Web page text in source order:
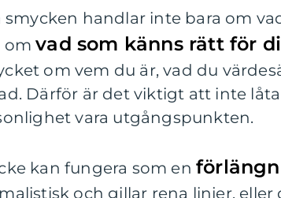
smycken handlar inte bara om
omvad som känns rätt för
om vem du är, vad du
Därför är det viktigt att inte
vara utgångspunkten.
kan fungera som en
och gillar rena linjer,